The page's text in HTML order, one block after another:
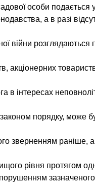
особи
а в разі
війни
акціонерних
порядку, може
зверненням раніше, а
рівня протягом